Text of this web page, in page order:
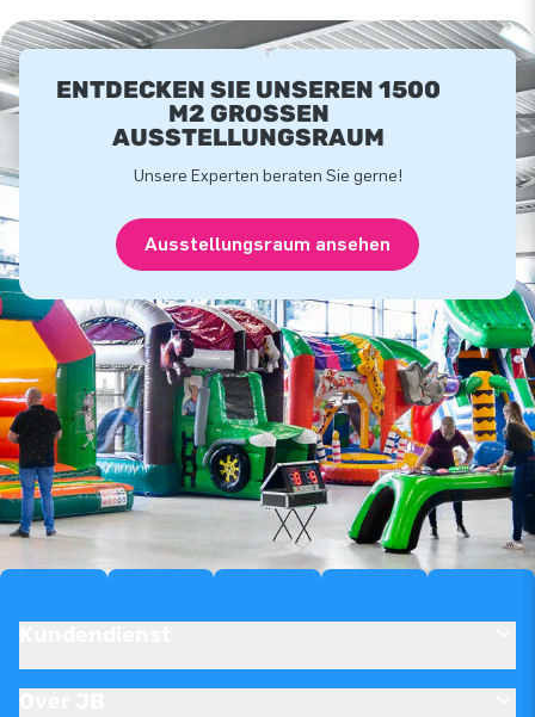
ENTDECKEN SIE UNSEREN 1500
M2 GROSSEN A
USSTELLUNGSRAUM
Unsere Experten beraten Sie gerne!
Ausstellungsraum ansehen